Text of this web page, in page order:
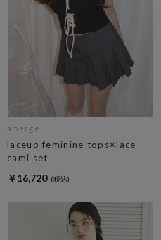
amerge.
laceup feminine tops×lace
cami set
￥16,720